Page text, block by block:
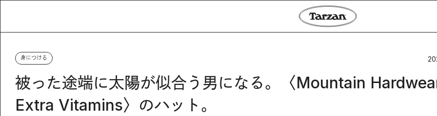
身につける
被った途端に太陽が似合う男になる。〈Mountain
Extra Vitamins〉のハット。